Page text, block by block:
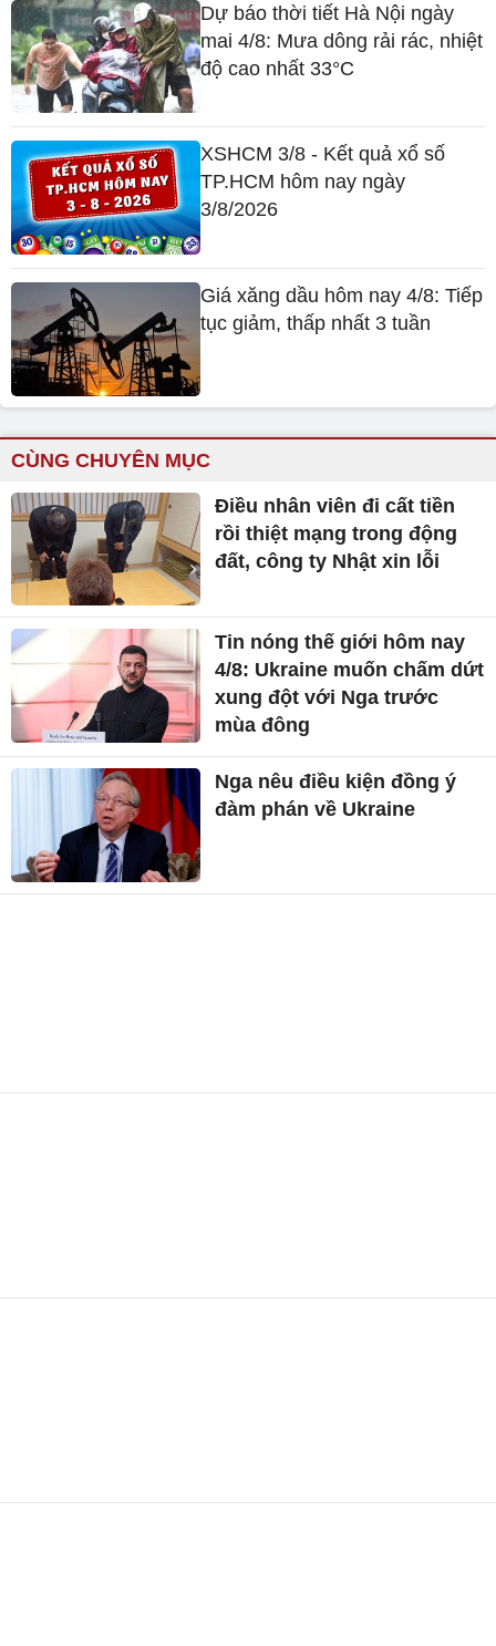
Dự báo thời tiết Hà Nội ngày
mai 4/8: Mưa dông rải rác, nhiệt
độ cao nhất 33°C
XSHCM 3/8 - Kết quả xổ số
TP.HCM hôm nay ngày
3/8/2026
Giá xăng dầu hôm nay 4/8: Tiếp
tục giảm, thấp nhất 3 tuần
CÙNG CHUYÊN MỤC
Điều nhân viên đi cất tiền
rồi thiệt mạng trong động
đất, công ty Nhật xin lỗi
Tin nóng thế giới hôm nay
4/8: Ukraine muốn chấm dứt
xung đột với Nga trước
mùa đông
Nga nêu điều kiện đồng ý
đàm phán về Ukraine